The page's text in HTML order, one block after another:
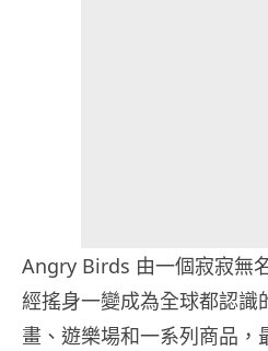
Angry Birds 由一個寂寂無
經搖身一變成為全球都認識
畫、遊樂場和一系列商品，